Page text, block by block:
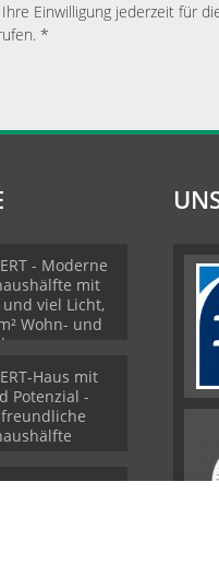
Einwilligung jederzeit für
*
- Moderne
mit
und viel Licht,
Wohn- und
Haus mit
Potenzial -
-- Bungalow